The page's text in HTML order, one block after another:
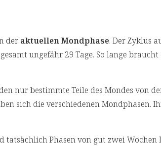
der aktuellen Mondphase. Der Zyklus
ungefähr 29 Tage. So lange
nur bestimmte Teile des Mondes von
sich die verschiedenen Mondphasen.
Phasen von gut zwei Wochen